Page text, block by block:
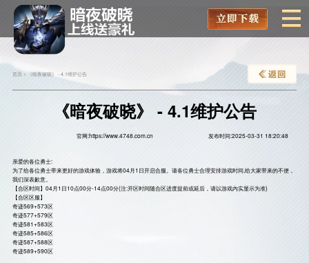
首页> 《暗夜破晓》 - 4.1维护公告
《暗夜破晓》 - 4.1维护公告
官网:https://www.4748.com.cn 发布时间:2025-03-31 18:20:48
亲爱的各位勇士:
为了给各位勇士带来更好的游戏体验，游戏将04月1日开启合服。请各位勇士合理安排游戏时间,给大家带来的不便，
我们深表歉意。
【合区时间】04月1日10点00分-14点00分(注:开区时间随合区进度提前或延后，请以游戏内实显示为准)
【合区区服】
奇迹569+573区
奇迹577+579区
奇迹581+583区
奇迹585+586区
奇迹587+588区
奇迹589+590区